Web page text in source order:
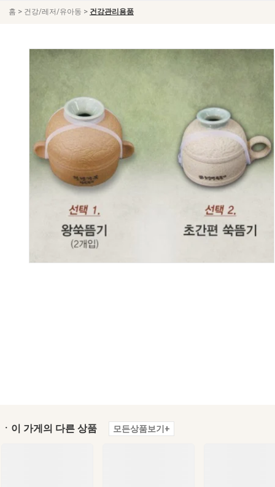
홈 > 건강/레저/유아동 > 건강관리용품
ㆍ이 가게의 다른 상품 모든상품보기+